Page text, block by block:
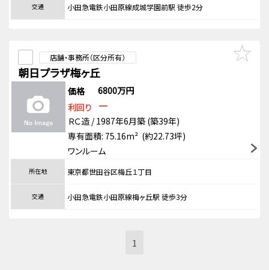
交通 小田急電鉄小田原線成城学園前駅 徒歩2分
店舗・事務所（区分所有）
朝日プラザ梅ヶ丘
価格
6800万円
利回り
－
ＲＣ造 / 1987年6月築 (築39年)
専有面積: 75.16m² (約22.73坪)
ワンルーム
所在地 東京都世田谷区梅丘１丁目
交通 小田急電鉄小田原線梅ヶ丘駅 徒歩3分
1